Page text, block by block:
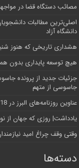
مصائب دستگاه قضا در
اصلی‌ترین مطالبات
دانشگاه آز‌اد
هشداری تاریخی که هنوز
هیچ توسعه پایداری بدون
جزئیات جدید از پرونده
جاسوسی از متهم
عناوین روزنامه‌های البرز در ‌18 آذرماه/صدرنشینی در ارائه خدمات زایمان بی‌درد
یادداشت| روزی که جهان از
وقتی وقف چراغ امید
دسته‌ها